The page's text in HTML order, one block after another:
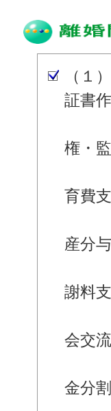
（１
証書
権・
育費
産分
謝料
会交流
金分割